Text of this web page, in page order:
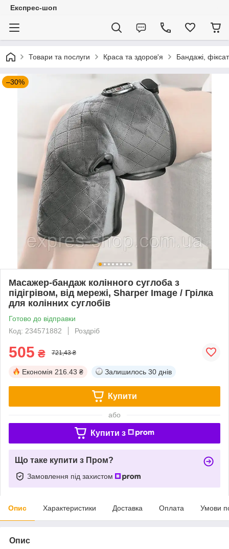
Експрес-шоп
Товари та послуги Краса та здоров'я Бандажі,
–30%
Масажер-бандаж колінного суглоба з
підігрівом, від мережі, Sharper Image / Грілка
для колінних суглобів
Готово до відправки
Код: 234571882
Роздріб
505 ₴ 721,43 ₴
Економія 216.43 ₴ Залишилось 30 днів
Купити
або
Купити з
Що таке купити з Пром?
Замовлення під захистом
Опис Характеристики Доставка Оплата Умови
Опис